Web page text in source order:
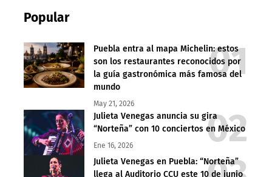
Popular
Puebla entra al mapa Michelin: estos
son los restaurantes reconocidos por
la guía gastronómica más famosa del
mundo
May 21, 2026
Julieta Venegas anuncia su gira
“Norteña” con 10 conciertos en México
Ene 16, 2026
Julieta Venegas en Puebla: “Norteña”
llega al Auditorio CCU este 10 de junio